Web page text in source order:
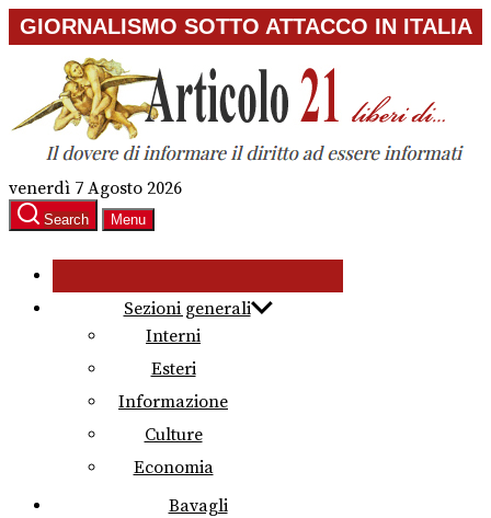
Skip
to
content
GIORNALISMO SOTTO ATTACCO IN ITALIA
venerdì 7 Agosto 2026
Search Menu
Sezioni generali
Interni
Esteri
Informazione
Culture
Economia
Bavagli